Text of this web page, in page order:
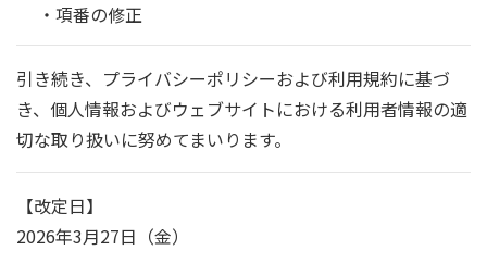
・項番の修正
引き続き、プライバシーポリシーおよび利用規約に基づ
き、個人情報およびウェブサイトにおける利用者情報の適
切な取り扱いに努めてまいります。
【改定日】
2026年3月27日（金）